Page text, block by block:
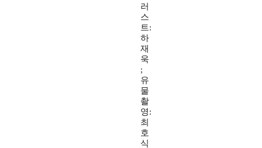
러
스
트:
하
재
욱
;
유
물
촬
영:
최
호
식